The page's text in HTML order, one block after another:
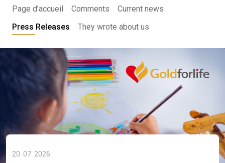
Page d’accueil Comments
Current news
Press Releases
They wrote about us
20. 07. 2026